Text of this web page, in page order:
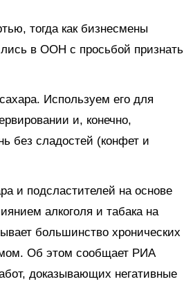
тогда как бизнесмены
в ООН с просьбой признать
Используем его для
и, конечно,
без сладостей (конфет и
и подсластителей на основе
алкоголя и табака на
большинство хронических
Об этом сообщает РИА
доказывающих негативные